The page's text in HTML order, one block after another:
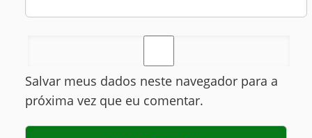
Salvar meus dados neste navegador para a
próxima vez que eu comentar.